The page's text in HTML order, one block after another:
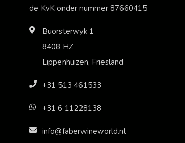
de KvK onder nummer 87660415
Buorsterwyk 1
8408 HZ
Lippenhuizen, Friesland
+31 513 461533
+31 6 11228138
info@faberwineworld.nl